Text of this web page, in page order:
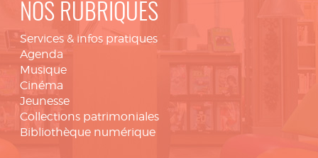
NOS RUBRIQUES
Services & infos pratiques
Agenda
Musique
Cinéma
Jeunesse
Collections patrimoniales
Bibliothèque numérique